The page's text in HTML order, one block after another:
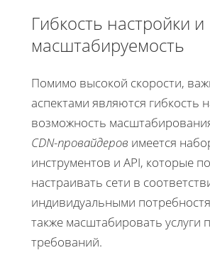
Гибкость настройки и
масштабируемость
Помимо высокой скорости,
аспектами являются гибкость
возможность
CDN-провайдеров имеется
инструментов и API, которые
настраивать сети в
индивидуальными
также масштабировать услуги
требований.